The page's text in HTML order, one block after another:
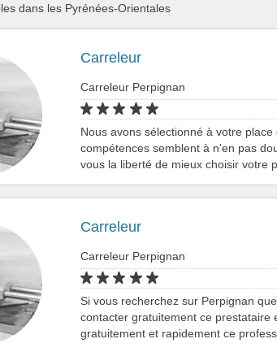
dans les Pyrénées-Orientales
Carreleur
Carreleur Perpignan
Nous avons sélectionné à votre
compétences semblent à n'en pas
vous la liberté de mieux choisir votre
Carreleur
Carreleur Perpignan
Si vous recherchez sur Perpignan
contacter gratuitement ce prestataire
gratuitement et rapidement ce